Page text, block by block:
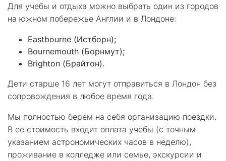
Для учебы и отдыха можно выбрать один из городов
на южном побережье Англии и в Лондоне:
Eastbourne (Истборн);
Bournemouth (Борнмут);
Brighton (Брайтон).
Дети старше 16 лет могут отправиться в Лондон без
сопровождения в любое время года.
Мы полностью берем на себя организацию поездки.
В ее стоимость входит оплата учебы (с точным
указанием астрономических часов в неделю),
проживание в колледже или семье, экскурсии и